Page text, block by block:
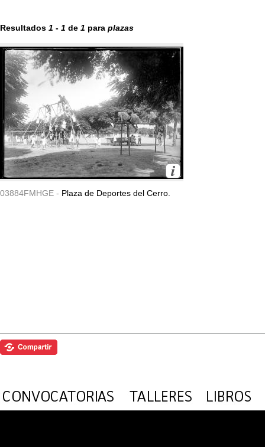
Resultados 1 - 1 de 1 para plazas
03884FMHGE - Plaza de Deportes del Cerro.